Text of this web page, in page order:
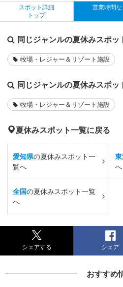
スポット詳細
トップ
営業時間
同じジャンルの夏休みスポッ
牧場・レジャー＆リゾート施設
同じジャンルの夏休みスポッ
牧場・レジャー＆リゾート施設
夏休みスポット一覧に戻る
愛知県の夏休みスポット一
覧へ
へ
全国の夏休みスポット一覧
へ
シェアする シェア
おすすめ